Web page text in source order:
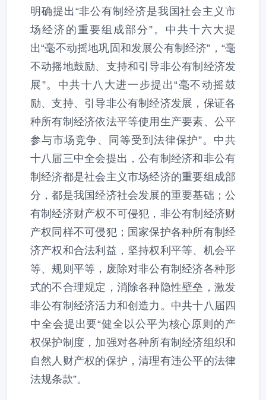
明确提出“非公有制经济是我国社会主义市
场经济的重要组成部分”。中共十六大提
出“毫不动摇地巩固和发展公有制经济”，“毫
不动摇地鼓励、支持和引导非公有制经济发
展”。中共十八大进一步提出“毫不动摇鼓
励、支持、引导非公有制经济发展，保证各
种所有制经济依法平等使用生产要素、公平
参与市场竞争、同等受到法律保护”。中共
十八届三中全会提出，公有制经济和非公有
制经济都是社会主义市场经济的重要组成部
分，都是我国经济社会发展的重要基础；公
有制经济财产权不可侵犯，非公有制经济财
产权同样不可侵犯；国家保护各种所有制经
济产权和合法利益，坚持权利平等、机会平
等、规则平等，废除对非公有制经济各种形
式的不合理规定，消除各种隐性壁垒，激发
非公有制经济活力和创造力。中共十八届四
中全会提出要“健全以公平为核心原则的产
权保护制度，加强对各种所有制经济组织和
自然人财产权的保护，清理有违公平的法律
法规条款”。